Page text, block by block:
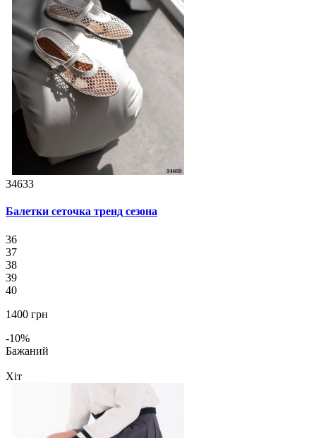
34633
Балетки сеточка тренд сезона
36
37
38
39
40
1400 грн
-10%
Бажаний
Хіт